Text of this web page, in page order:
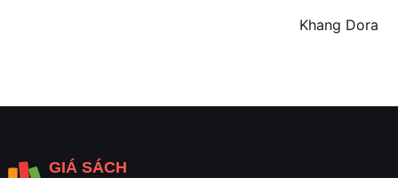
Khang Dora